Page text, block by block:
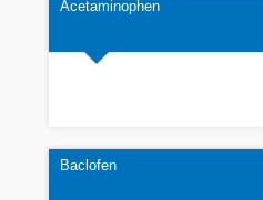
Acetaminophen
Baclofen